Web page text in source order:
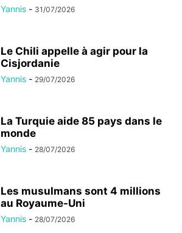
Yannis - 31/07/2026
Le Chili appelle à agir pour la
Cisjordanie
Yannis - 29/07/2026
La Turquie aide 85 pays dans le
monde
Yannis - 28/07/2026
Les musulmans sont 4 millions
au Royaume-Uni
Yannis - 28/07/2026